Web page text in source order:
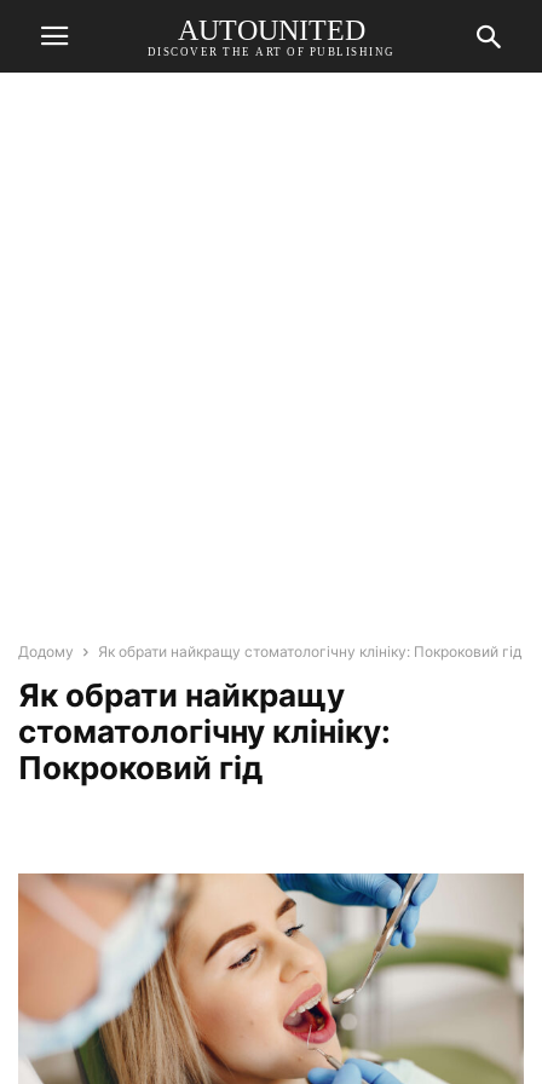
AUTOUNITED
DISCOVER THE ART OF PUBLISHING
Додому Як обрати найкращу стоматологічну клініку: Покроковий гід
Як обрати найкращу
стоматологічну клініку:
Покроковий гід